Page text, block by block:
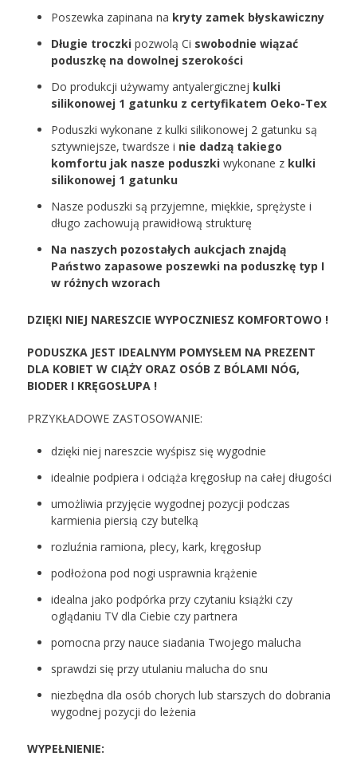
Poszewka zapinana na kryty zamek błyskawiczny
Długie troczkipozwolą Ci swobodnie wiązać
poduszkę na dowolnej szerokości
Do produkcji używamy antyalergicznej kulki
silikonowej 1 gatunku z certyfikatem Oeko-Tex
Poduszki wykonane z kulki silikonowej 2 gatunku są
sztywniejsze, twardsze i nie dadzą takiego
komfortu jak nasze poduszki wykonane zkulki
silikonowej 1 gatunku
Nasze poduszki są przyjemne, miękkie, sprężyste i
długo zachowują prawidłową strukturę
Na naszych pozostałych aukcjach znajdą
Państwo zapasowe poszewki na poduszkę typ I
w różnych wzorach
DZIĘKI NIEJ NARESZCIE WYPOCZNIESZ KOMFORTOWO !
PODUSZKA JEST IDEALNYM POMYSŁEM NA PREZENT
DLA KOBIET W CIĄŻY ORAZ OSÓB Z BÓLAMI NÓG,
BIODER I KRĘGOSŁUPA !
PRZYKŁADOWE ZASTOSOWANIE:
dzięki niej nareszcie wyśpisz się wygodnie
idealnie podpiera i odciąża kręgosłup na całej długości
umożliwia przyjęcie wygodnej pozycji podczas
karmienia piersią czy butelką
rozluźnia ramiona, plecy, kark, kręgosłup
podłożona pod nogi usprawnia krążenie
idealna jako podpórka przy czytaniu książki czy
oglądaniu TV dla Ciebie czy partnera
pomocna przy nauce siadania Twojego malucha
sprawdzi się przy utulaniu malucha do snu
niezbędna dla osób chorych lub starszych do dobrania
wygodnej pozycji do leżenia
WYPEŁNIENIE: